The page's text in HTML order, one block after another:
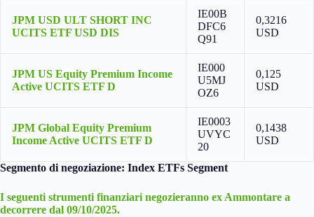
JPM USD ULT SHORT INC
UCITS ETF USD DIS
IE00B
DFC6
Q91
0,3216
USD
JPM US Equity Premium Income
Active UCITS ETF D
IE000
U5MJ
OZ6
0,125
USD
JPM Global Equity Premium
Income Active UCITS ETF D
IE0003
UVYC
20
0,1438
USD
Segmento di negoziazione: Index ETFs Segment
I seguenti strumenti finanziari negozieranno ex Ammontare a
decorrere dal 09/10/2025.